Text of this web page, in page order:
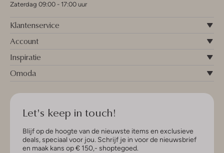
Zaterdag 09:00 - 17:00 uur
Klantenservice
Account
Inspiratie
Omoda
Let's keep in touch!
Blijf op de hoogte van de nieuwste items en exclusieve
deals, speciaal voor jou. Schrijf je in voor de nieuwsbrief
en maak kans op € 150,- shoptegoed.